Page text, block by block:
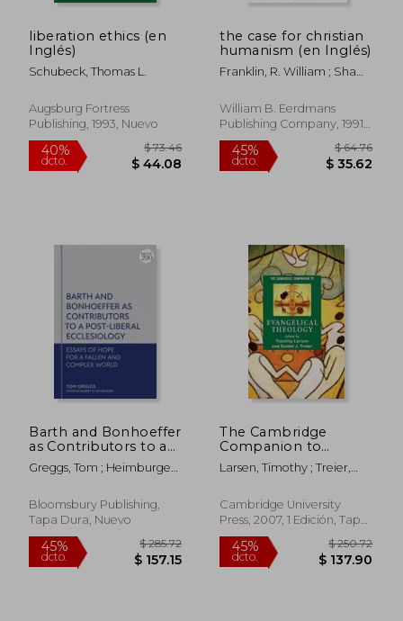
liberation ethics (en
Inglés)
Schubeck, Thomas L.
Augsburg Fortress
Publishing, 1993, Nuevo
40%
dcto.
the case for christian
humanism (en Inglés)
Franklin, R. William ; Shaw,
William B. Eerdmans
Publishing Company, 1991,
Tapa Blanda, Nuevo
45%
dcto.
Barth and Bonhoeffer
as Contributors to a
Post-Liberal
Ecclesiology: Essays
and Complex World
(en Inglés)
Greggs, Tom ; Heimburger,
Bloomsbury Publishing,
Tapa Dura, Nuevo
The Cambridge
Companion to
Evangelical Theology
Hardback
Companions to
Religion) (en Inglés)
Larsen, Timothy ; Treier,
Cambridge University
Press, 2007, 1 Edición, Tapa
Dura, Nuevo